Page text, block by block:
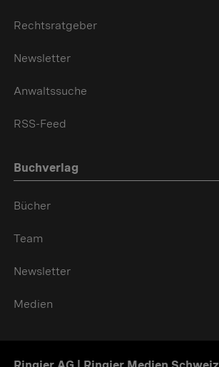
Rechtsratgeber
Newsletter
Anwaltssuche
RSS-Feed
Buchverlag
Bücher
Team
Newsletter
Medien